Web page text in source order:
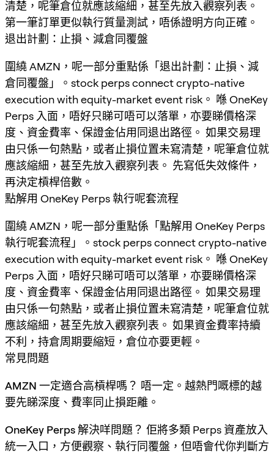
清楚，呢筆倉位就應該縮細，甚至先放入觀察列表。
第一筆訂單更似執行質量測試，唔係證明方向正確。
退出計劃：止損、減倉同覆盤
圍繞 AMZN，呢一部分重點係「退出計劃：止損、減
倉同覆盤」。stock perps connect crypto-native
execution with equity-market event risk。 喺 OneKey
Perps 入面，唔好只睇可唔可以落單，亦要睇價格深
度、資金費率、保證金佔用同退出路徑。 如果交易理
由只係一句熱點，或者止損位置未寫清楚，呢筆倉位就
應該縮細，甚至先放入觀察列表。 先寫低失效條件，
再決定槓桿倍數。
點解用 OneKey Perps 執行呢套流程
圍繞 AMZN，呢一部分重點係「點解用 OneKey Perps
執行呢套流程」。stock perps connect crypto-native
execution with equity-market event risk。 喺 OneKey
Perps 入面，唔好只睇可唔可以落單，亦要睇價格深
度、資金費率、保證金佔用同退出路徑。 如果交易理
由只係一句熱點，或者止損位置未寫清楚，呢筆倉位就
應該縮細，甚至先放入觀察列表。 如果資金費率持續
不利，持倉周期要縮短，倉位亦要更輕。
常見問題
AMZN 一定適合高槓桿嗎？ 唔一定。越熱門嘅標的越
要先睇深度、費率同止損距離。
OneKey Perps 解決咩問題？ 佢將多類 Perps 資產放入
統一入口，方便觀察、執行同覆盤，但唔會代你判斷方